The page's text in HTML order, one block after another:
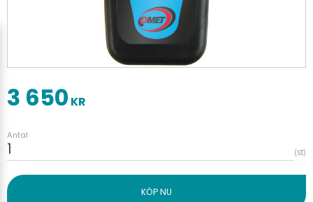
3 650 KR
Antal
st